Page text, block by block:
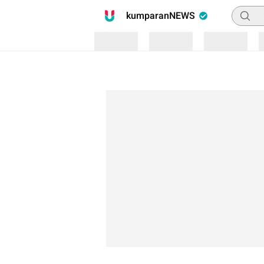
kumparanNEWS